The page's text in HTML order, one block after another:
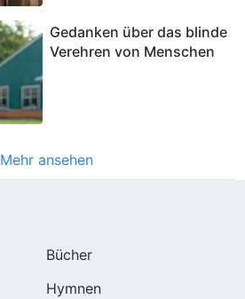
Gedanken über das blinde
Verehren von Menschen
Mehr ansehen
Bücher
Hymnen